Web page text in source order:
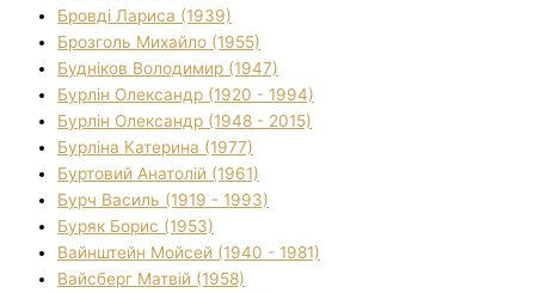
Бровді Лариса (1939)
Брозголь Михайло (1955)
Будніков Володимир (1947)
Бурлін Олександр (1920 - 1994)
Бурлін Олександр (1948 - 2015)
Бурліна Катерина (1977)
Буртовий Анатолій (1961)
Бурч Василь (1919 - 1993)
Буряк Борис (1953)
Вайнштейн Мойсей (1940 - 1981)
Вайсберг Матвій (1958)